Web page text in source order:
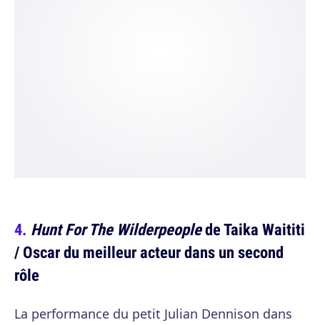
Hunt For The Wilderpeoplede Taika Waititi
/ Oscar du meilleur acteur dans un second
rôle
La performance du petit Julian Dennison dans